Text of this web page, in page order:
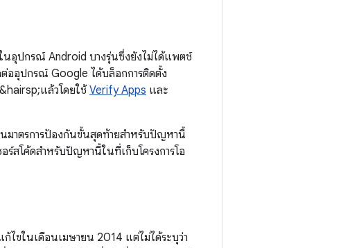
นอุปกรณ์ Android บางรุ่นซึ่งยังไม่ได้แพตช์
อุปกรณ์ Google ได้บล็อกการติดตั้ง
แล้วโดยใช้ Verify Apps และ
มาตรการป้องกันขั้นสุดท้ายสำหรับปัญหานี้
ร์สโค้ดสำหรับปัญหานี้ในที่เก็บโครงการโอ
ไขในเดือนเมษายน 2014 แต่ไม่ได้ระบุว่า